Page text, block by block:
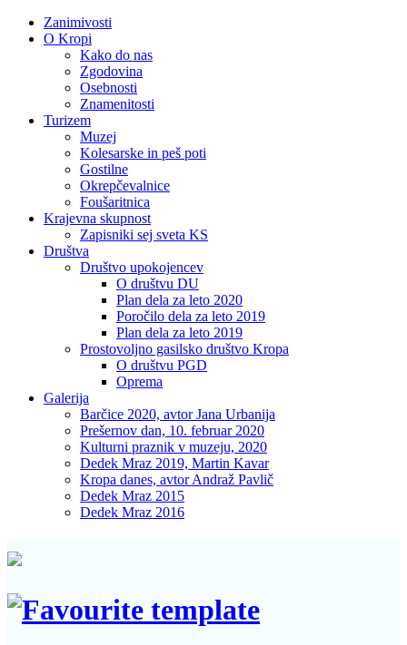
Zanimivosti
O Kropi
Kako do nas
Zgodovina
Osebnosti
Znamenitosti
Turizem
Muzej
Kolesarske in peš poti
Gostilne
Okrepčevalnice
Foušaritnica
Krajevna skupnost
Zapisniki sej sveta KS
Društva
Društvo upokojencev
O društvu DU
Plan dela za leto 2020
Poročilo dela za leto 2019
Plan dela za leto 2019
Prostovoljno gasilsko društvo Kropa
O društvu PGD
Oprema
Galerija
Barčice 2020, avtor Jana Urbanija
Prešernov dan, 10. februar 2020
Kulturni praznik v muzeju, 2020
Dedek Mraz 2019, Martin Kavar
Kropa danes, avtor Andraž Pavlič
Dedek Mraz 2015
Dedek Mraz 2016